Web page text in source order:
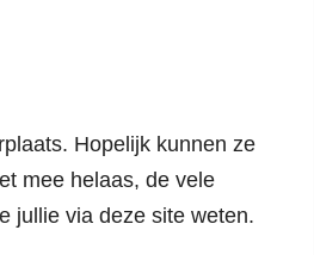
Hopelijk kunnen ze
mee helaas, de vele
jullie via deze site weten.